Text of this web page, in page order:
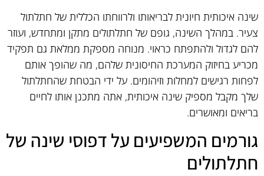
שינה איכותית חיונית לבריאותו ולרווחתו הכללית של חתלתול
צעיר. במהלך השינה, גופם של חתלתולים מתקן ומתחדש, ועוזר
להם לגדול ולהתפתח כראוי. מנוחה מספקת ממלאת גם תפקיד
מכריע בחיזוק המערכת החיסונית שלהם, מה שהופך אותם
לפחות רגישים למחלות וזיהומים. על ידי הבטחת שהחתלתול
שלך מקבל מספיק שינה איכותית, אתה מתכנן אותו לחיים
בריאים ומאושרים.
גורמים המשפיעים על דפוסי שינה של
חתלתולים